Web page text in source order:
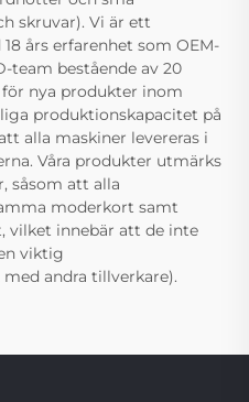
skruvar). Vi är ett
års erfarenhet som OEM-
team bestående av 20
nya produkter inom
produktionskapacitet på
alla maskiner levereras i
Våra produkter utmärks
såsom att alla
moderkort samt
vilket innebär att de inte
viktig
andra tillverkare).